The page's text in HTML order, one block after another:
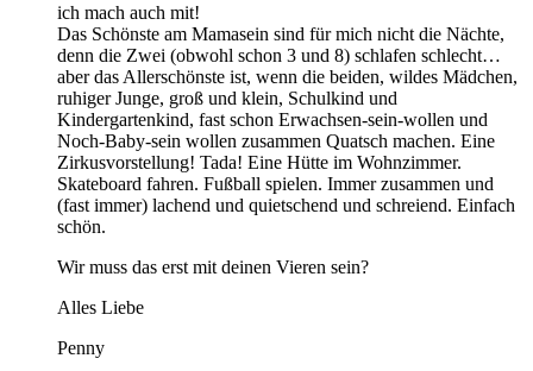
ich mach auch mit!
Das Schönste am Mamasein sind für mich nicht die Nächte,
denn die Zwei (obwohl schon 3 und 8) schlafen schlecht…
aber das Allerschönste ist, wenn die beiden, wildes Mädchen,
ruhiger Junge, groß und klein, Schulkind und
Kindergartenkind, fast schon Erwachsen-sein-wollen und
Noch-Baby-sein wollen zusammen Quatsch machen. Eine
Zirkusvorstellung! Tada! Eine Hütte im Wohnzimmer.
Skateboard fahren. Fußball spielen. Immer zusammen und
(fast immer) lachend und quietschend und schreiend. Einfach
schön.
Wir muss das erst mit deinen Vieren sein?
Alles Liebe
Penny